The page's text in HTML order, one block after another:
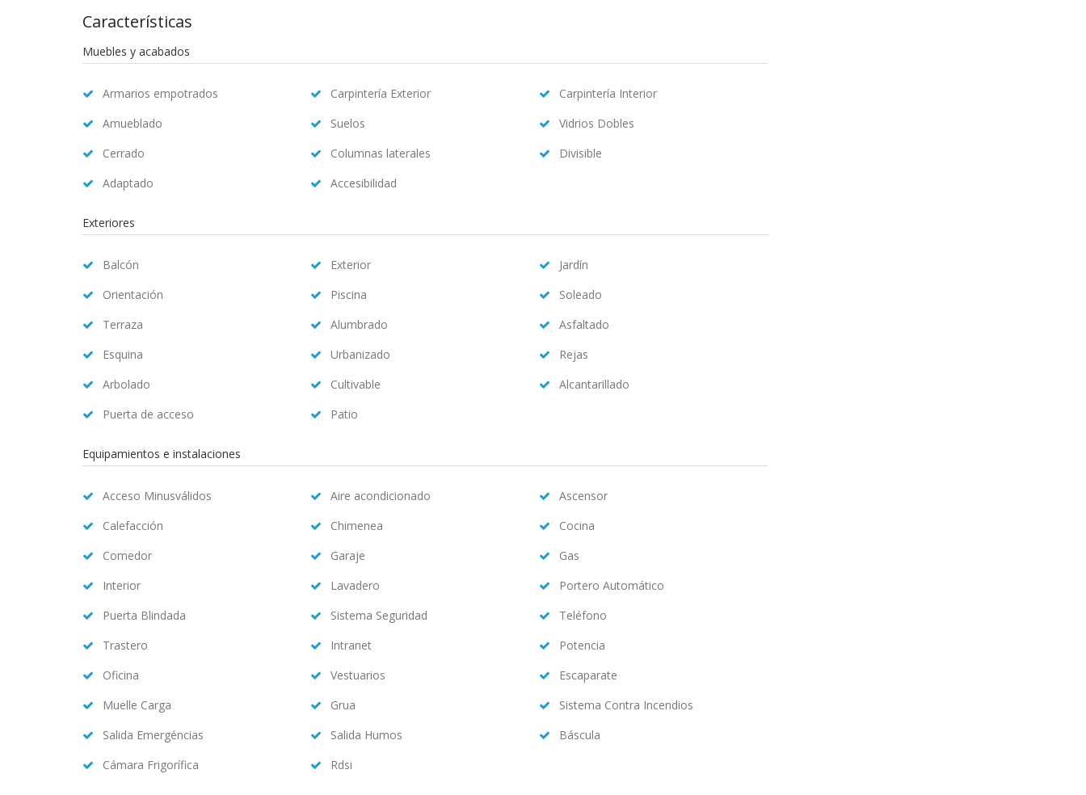
Características
Muebles y acabados
Armarios empotrados Carpintería Exterior
Carpintería Interior
Amueblado
Suelos
Vidrios Dobles
Cerrado
Columnas laterales
Divisible
Adaptado
Accesibilidad
Exteriores
Balcón Exterior
Jardín
Orientación
Piscina
Soleado
Terraza
Alumbrado
Asfaltado
Esquina
Urbanizado
Rejas
Arbolado
Cultivable
Alcantarillado
Puerta de acceso
Patio
Equipamientos e instalaciones
Acceso Minusválidos Aire acondicionado
Ascensor
Calefacción
Chimenea
Cocina
Comedor
Garaje
Gas
Interior
Lavadero
Portero Automático
Puerta Blindada
Sistema Seguridad
Teléfono
Trastero
Intranet
Potencia
Oficina
Vestuarios
Escaparate
Muelle Carga
Grua
Sistema Contra Incendios
Salida Emergéncias
Salida Humos
Báscula
Cámara Frigorífica
Rdsi